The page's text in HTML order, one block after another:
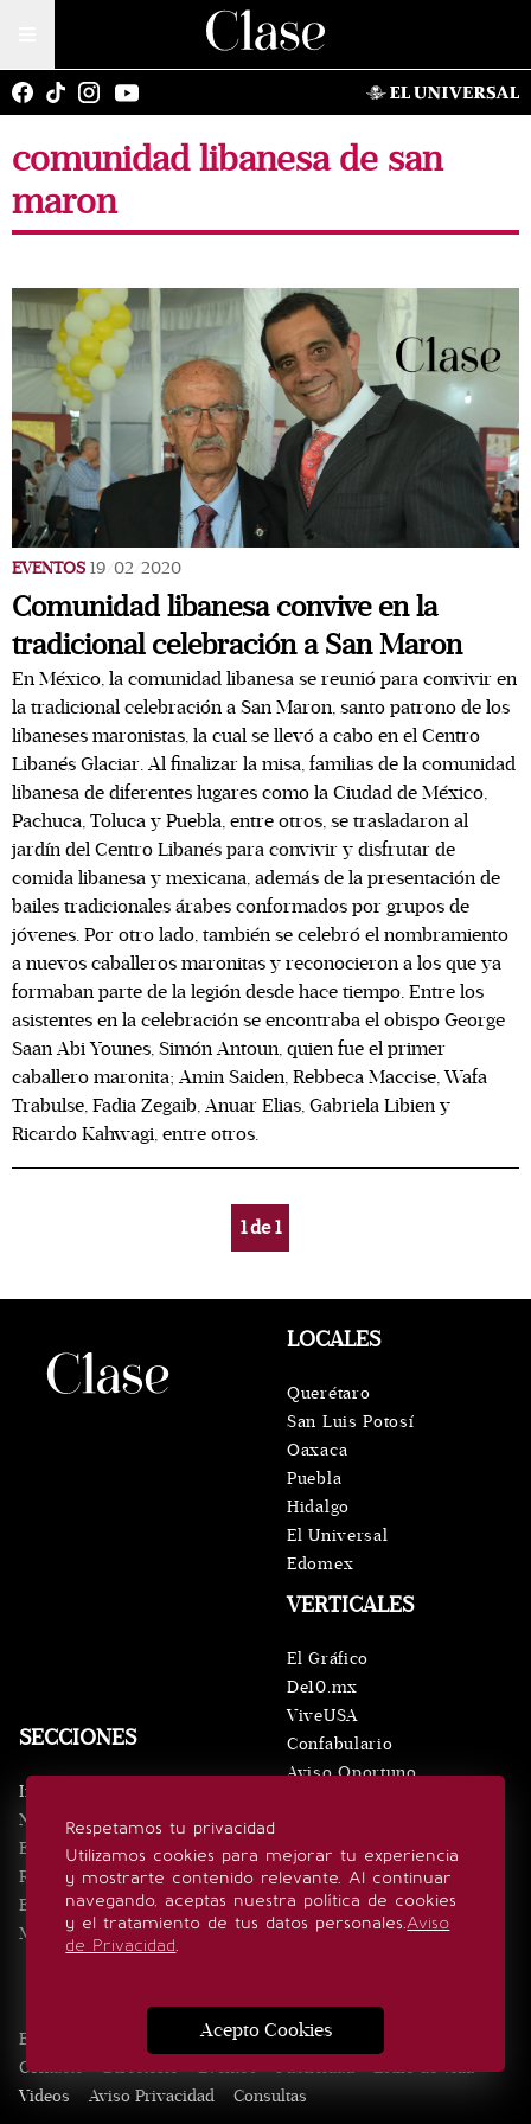
comunidad libanesa de san
maron
EVENTOS 19/02/2020
Comunidad libanesa convive en la
tradicional celebración a San Maron
En México, la comunidad libanesa se reunió para convivir en
la tradicional celebración a San Maron, santo patrono de los
libaneses maronistas, la cual se llevó a cabo en el Centro
Libanés Glaciar. Al finalizar la misa, familias de la comunidad
libanesa de diferentes lugares como la Ciudad de México,
Pachuca, Toluca y Puebla, entre otros, se trasladaron al
jardín del Centro Libanés para convivir y disfrutar de
comida libanesa y mexicana, además de la presentación de
bailes tradicionales árabes conformados por grupos de
jóvenes. Por otro lado, también se celebró el nombramiento
a nuevos caballeros maronitas y reconocieron a los que ya
formaban parte de la legión desde hace tiempo. Entre los
asistentes en la celebración se encontraba el obispo George
Saan Abi Younes, Simón Antoun, quien fue el primer
caballero maronita; Amin Saiden, Rebbeca Maccise, Wafa
Trabulse, Fadia Zegaib, Anuar Elias, Gabriela Libien y
Ricardo Kahwagi, entre otros.
1de1
Respetamos tu privacidad
Utilizamos cookies para mejorar tu experiencia
y mostrarte contenido relevante. Al continuar
navegando, aceptas nuestra política de cookies
y el tratamiento de tus datos personales.Aviso
de Privacidad.
Acepto Cookies
SECCIONES
Inicio
Noticias
Eventos
Realeza
Estilo de vida
Minuto x Minuto
VERTICALES
El Gráfico
De10.mx
ViveUSA
Confabulario
Aviso Oportuno
LOCALES
Querétaro
San Luis Potosí
Oaxaca
Puebla
Hidalgo
El Universal
Edomex
SÍGUENOS
Edición Impresa Noticias Quiénes somos
Contacto
Directorio Eventos Publicidad
Estilo de vida
Videos
Aviso Privacidad Consultas